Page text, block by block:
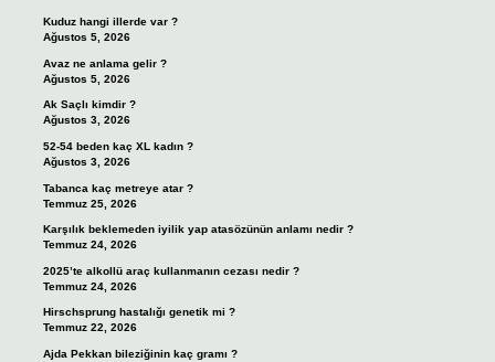
Kuduz hangi illerde var ?
Ağustos 5, 2026
Avaz ne anlama gelir ?
Ağustos 5, 2026
Ak Saçlı kimdir ?
Ağustos 3, 2026
52-54 beden kaç XL kadın ?
Ağustos 3, 2026
Tabanca kaç metreye atar ?
Temmuz 25, 2026
Karşılık beklemeden iyilik yap atasözünün anlamı nedir ?
Temmuz 24, 2026
2025’te alkollü araç kullanmanın cezası nedir ?
Temmuz 24, 2026
Hirschsprung hastalığı genetik mi ?
Temmuz 22, 2026
Ajda Pekkan bileziğinin kaç gramı ?